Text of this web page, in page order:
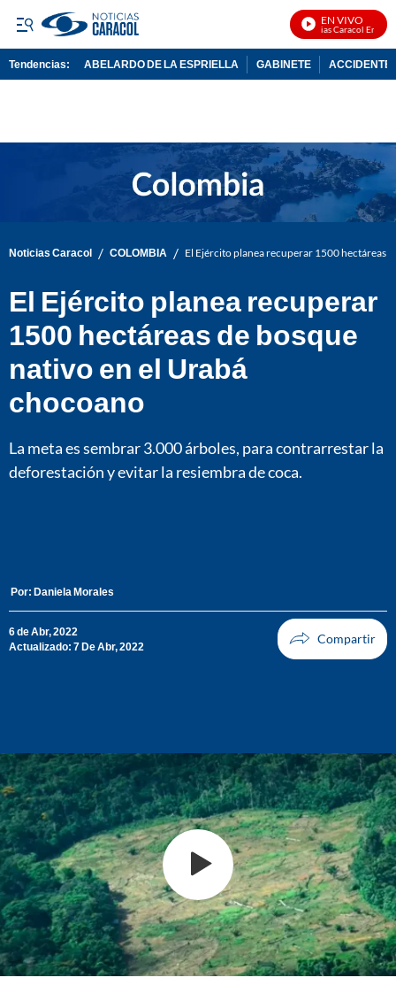
EN VIVO
Noticias Caracol En Vivo
Tendencias: ABELARDO DE LA ESPRIELLA GABINETE ACCIDENTE
Noticias Caracol / COLOMBIA / El Ejército planea recuperar 1500 hectáreas
El Ejército planea recuperar
1500 hectáreas de bosque
nativo en el Urabá
chocoano
La meta es sembrar 3.000 árboles, para contrarrestar la
deforestación y evitar la resiembra de coca.
Por: Daniela Morales
6 de Abr, 2022
Actualizado: 7 De Abr, 2022